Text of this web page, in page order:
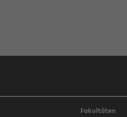
Fakultäten